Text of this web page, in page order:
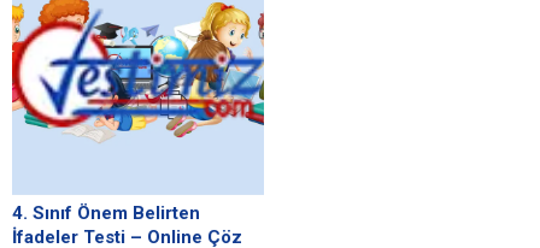
4. Sınıf Önem Belirten
İfadeler Testi – Online Çöz